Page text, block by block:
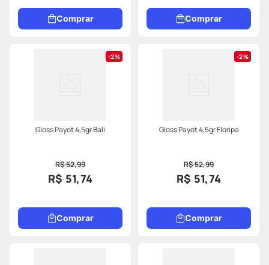
Comprar Comprar
2%
Gloss Payot 4,5gr Bali
R$ 52,99
R$ 51,74
Comprar
2%
Gloss Payot 4,5gr Floripa
R$ 52,99
R$ 51,74
Comprar